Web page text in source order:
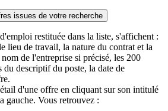
issues de votre recherche
restituée dans la liste, s'affichent :
lieu de travail, la nature du contrat et la
de l'entreprise si précisé, les 200
du descriptif du poste, la date de
d'une offre en cliquant sur son intitulé
gauche. Vous retrouvez :